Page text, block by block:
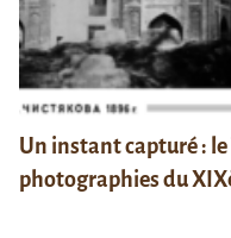
Un instant capturé :
photographies du